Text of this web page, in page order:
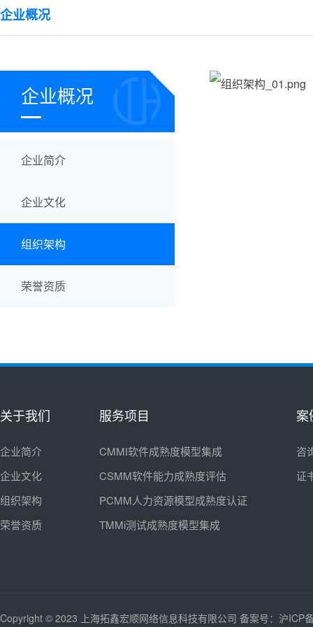
企业概况
企业概况
企业简介
企业文化
组织架构
荣誉资质
关于我们
企业简介
企业文化
组织架构
荣誉资质
服务项目
CMMI软件成熟度模型集成
CSMM软件能力成熟度评估
PCMM人力资源模型成熟度认证
TMMi测试成熟度模型集成
案
咨
证
Copyright © 2023 上海拓鑫宏顺网络信息科技有限公司 备案号：沪ICP